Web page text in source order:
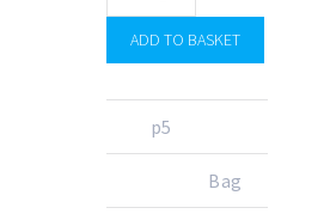
ADD TO BASKET
p5
Bag